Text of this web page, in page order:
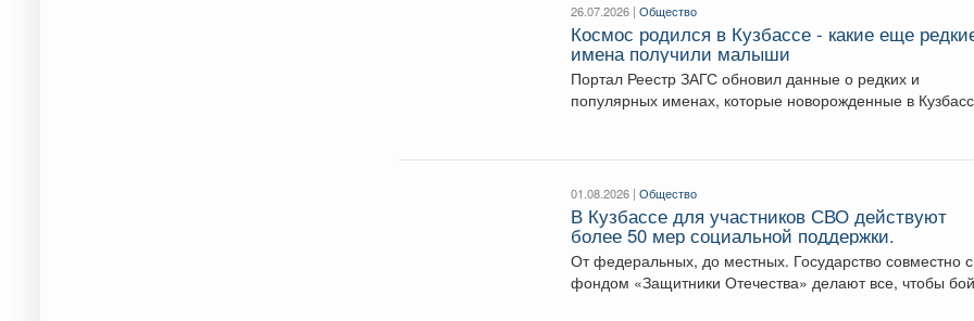
26.07.2026 |Общество
Космос родился в Кузбассе - какие еще
имена получили малыши
Портал Реестр ЗАГС обновил данные о редких и
популярных именах, которые новорожденные в
01.08.2026 |Общество
В Кузбассе для участников СВО действуют
более 50 мер социальной поддержки.
От федеральных, до местных. Государство совместно с
фондом «Защитники Отечества» делают все, чтобы